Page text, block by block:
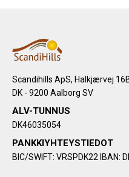
Scandihills ApS, Halkjærvej
DK - 9200 Aalborg SV
ALV-TUNNUS
DK46035054
PANKKIYHTEYSTIEDOT
BIC/SWIFT: VRSPDK22 IBAN: